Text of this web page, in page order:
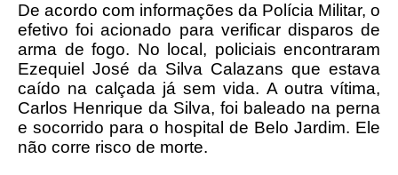
De acordo com informações da Polícia Militar, o
efetivo foi acionado para verificar disparos de
arma de fogo. No local, policiais encontraram
Ezequiel José da Silva Calazans que estava
caído na calçada já sem vida. A outra vítima,
Carlos Henrique da Silva, foi baleado na perna
e socorrido para o hospital de Belo Jardim. Ele
não corre risco de morte.